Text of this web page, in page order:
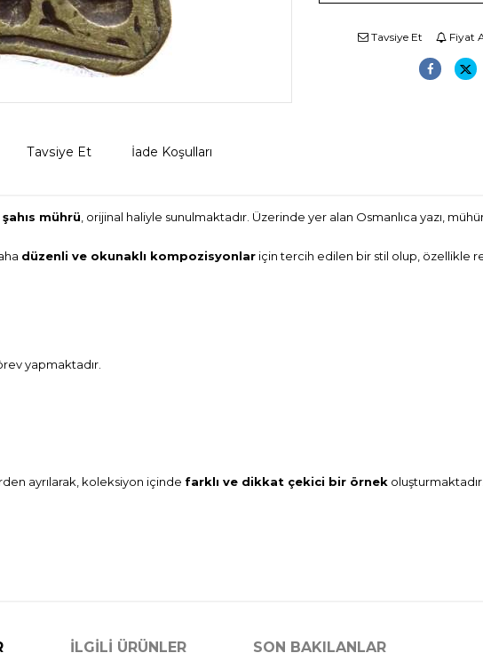
Tavsiye Et Fiyat
Tavsiye Et İade Koşulları
mührü , orijinal haliyle sunulmaktadır. Üzerinde yer alan Osmanlıca yazı,
düzenli ve okunaklı kompozisyonlar için tercih edilen bir stil olup, özellikle
yapmaktadır.
ayrılarak, koleksiyon içinde farklı ve dikkat çekici bir örnek oluşturmaktadır.
İLGILI ÜRÜNLER SON BAKILANLAR